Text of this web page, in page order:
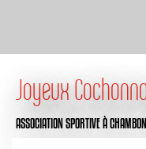
Joyeux
ASSOCIATION SPORTIVEÀ